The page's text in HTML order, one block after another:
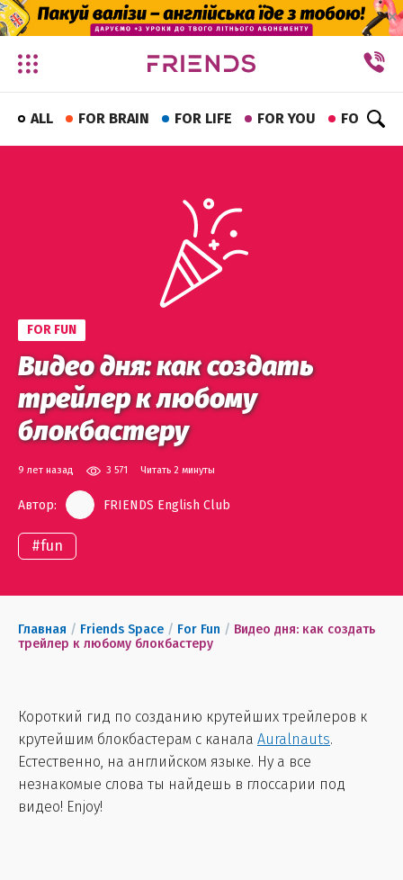
✕
ALL FOR BRAIN FOR LIFE FOR YOU FOR FUN
FOR FUN
Видео дня: как создать
трейлер к любому
блокбастеру
9 лет назад 3 571 Читать 2 минуты
Автор: FRIENDS English Club
#fun
Главная / Friends Space / For Fun / Видео дня: как создать
трейлер к любому блокбастеру
Короткий гид по созданию крутейших трейлеров к
крутейшим блокбастерам с канала Auralnauts.
Естественно, на английском языке. Ну а все
незнакомые слова ты найдешь в глоссарии под
видео! Enjoy!